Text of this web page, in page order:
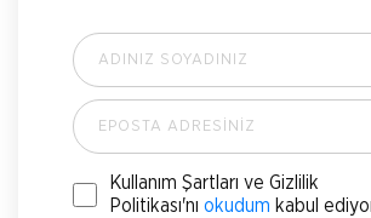
Kullanım Şartları ve Gizlilik
Politikası'nı okudum kabul